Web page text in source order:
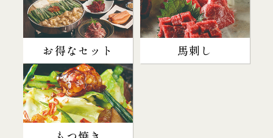
お得なセット 馬刺し